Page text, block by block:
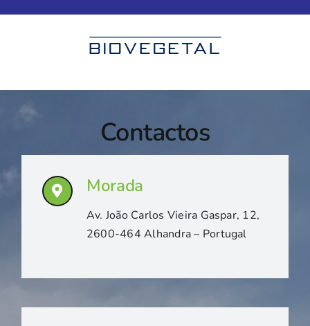
Contactos
Morada
Av. João Carlos Vieira Gaspar, 12,
2600-464 Alhandra – Portugal